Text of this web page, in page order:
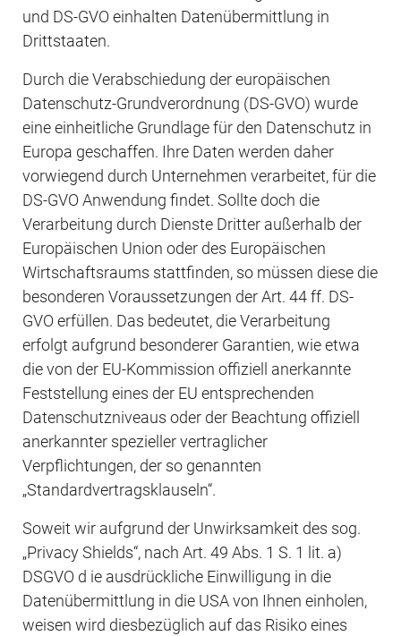
und DS-GVO einhalten Datenübermittlung in
Drittstaaten.
Durch die Verabschiedung der europäischen
Datenschutz-Grundverordnung (DS-GVO) wurde
eine einheitliche Grundlage für den Datenschutz in
Europa geschaffen. Ihre Daten werden daher
vorwiegend durch Unternehmen verarbeitet, für die
DS-GVO Anwendung findet. Sollte doch die
Verarbeitung durch Dienste Dritter außerhalb der
Europäischen Union oder des Europäischen
Wirtschaftsraums stattfinden, so müssen diese die
besonderen Voraussetzungen der Art. 44 ff. DS-
GVO erfüllen. Das bedeutet, die Verarbeitung
erfolgt aufgrund besonderer Garantien, wie etwa
die von der EU-Kommission offiziell anerkannte
Feststellung eines der EU entsprechenden
Datenschutzniveaus oder der Beachtung offiziell
anerkannter spezieller vertraglicher
Verpflichtungen, der so genannten
„Standardvertragsklauseln“.
Soweit wir aufgrund der Unwirksamkeit des sog.
„Privacy Shields“, nach Art. 49 Abs. 1 S. 1 lit. a)
DSGVO d ie ausdrückliche Einwilligung in die
Datenübermittlung in die USA von Ihnen einholen,
weisen wird diesbezüglich auf das Risiko eines